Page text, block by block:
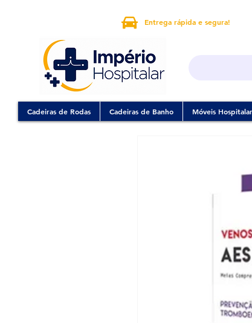
Entrega rápida e segura!
Cadeiras de Rodas Cadeiras de Banho Móveis